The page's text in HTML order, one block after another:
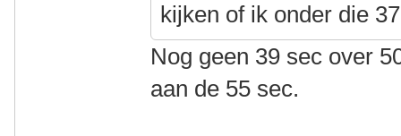
kijken of ik onder die
Nog geen 39 sec over
aan de 55 sec.